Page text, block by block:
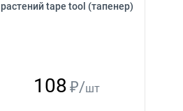
растений tape tool (тапенер)
108 ₽/шт